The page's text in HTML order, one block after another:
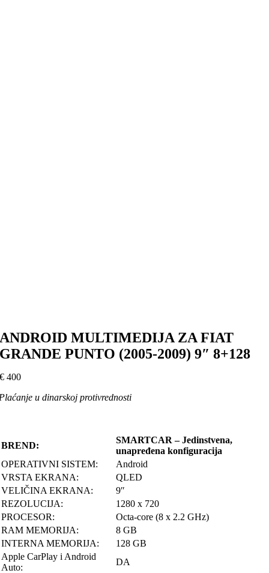
ANDROID MULTIMEDIJA ZA FIAT
GRANDE PUNTO (2005-2009) 9″ 8+128
€ 400
u dinarskoj protivrednosti
BREND:
SMARTCAR – Jedinstvena,
unapređena konfiguracija
OPERATIVNI SISTEM:
Android
VRSTA EKRANA:
QLED
VELIČINA EKRANA:
9″
REZOLUCIJA:
1280 x 720
PROCESOR:
Octa-core (8 x 2.2 GHz)
RAM MEMORIJA:
8 GB
INTERNA MEMORIJA:
128 GB
Apple CarPlay i Android
Auto:
DA